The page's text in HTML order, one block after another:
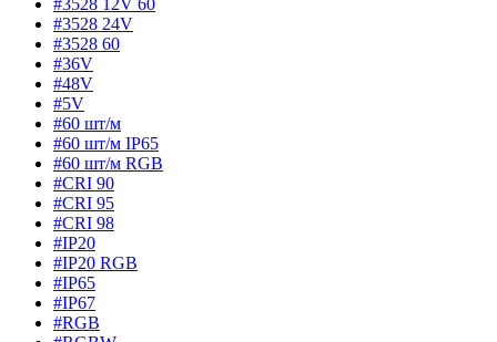
#3528 12V 60
#3528 24V
#3528 60
#36V
#48V
#5V
#60 шт/м
#60 шт/м IP65
#60 шт/м RGB
#CRI 90
#CRI 95
#CRI 98
#IP20
#IP20 RGB
#IP65
#IP67
#RGB